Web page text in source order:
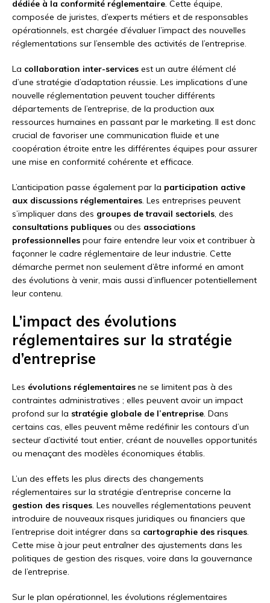
dédiée à la conformité réglementaire. Cette équipe,
composée de juristes, d’experts métiers et de responsables
opérationnels, est chargée d’évaluer l’impact des nouvelles
réglementations sur l’ensemble des activités de l’entreprise.
La collaboration inter-services est un autre élément clé
d’une stratégie d’adaptation réussie. Les implications d’une
nouvelle réglementation peuvent toucher différents
départements de l’entreprise, de la production aux
ressources humaines en passant par le marketing. Il est donc
crucial de favoriser une communication fluide et une
coopération étroite entre les différentes équipes pour assurer
une mise en conformité cohérente et efficace.
L’anticipation passe également par la participation active
aux discussions réglementaires. Les entreprises peuvent
s’impliquer dans des groupes de travail sectoriels, des
consultations publiques ou des associations
professionnelles pour faire entendre leur voix et contribuer à
façonner le cadre réglementaire de leur industrie. Cette
démarche permet non seulement d’être informé en amont
des évolutions à venir, mais aussi d’influencer potentiellement
leur contenu.
L’impact des évolutions
réglementaires sur la stratégie
d’entreprise
Les évolutions réglementaires ne se limitent pas à des
contraintes administratives ; elles peuvent avoir un impact
profond sur la stratégie globale de l’entreprise. Dans
certains cas, elles peuvent même redéfinir les contours d’un
secteur d’activité tout entier, créant de nouvelles opportunités
ou menaçant des modèles économiques établis.
L’un des effets les plus directs des changements
réglementaires sur la stratégie d’entreprise concerne la
gestion des risques. Les nouvelles réglementations peuvent
introduire de nouveaux risques juridiques ou financiers que
l’entreprise doit intégrer dans sa cartographie des risques.
Cette mise à jour peut entraîner des ajustements dans les
politiques de gestion des risques, voire dans la gouvernance
de l’entreprise.
Sur le plan opérationnel, les évolutions réglementaires